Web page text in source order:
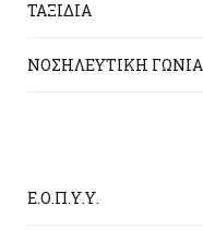
ΤΑΞΙΔΙΑ
ΝΟΣΗΛΕΥΤΙΚΗ ΓΩΝΙΑ
Ε.Ο.Π.Υ.Υ.